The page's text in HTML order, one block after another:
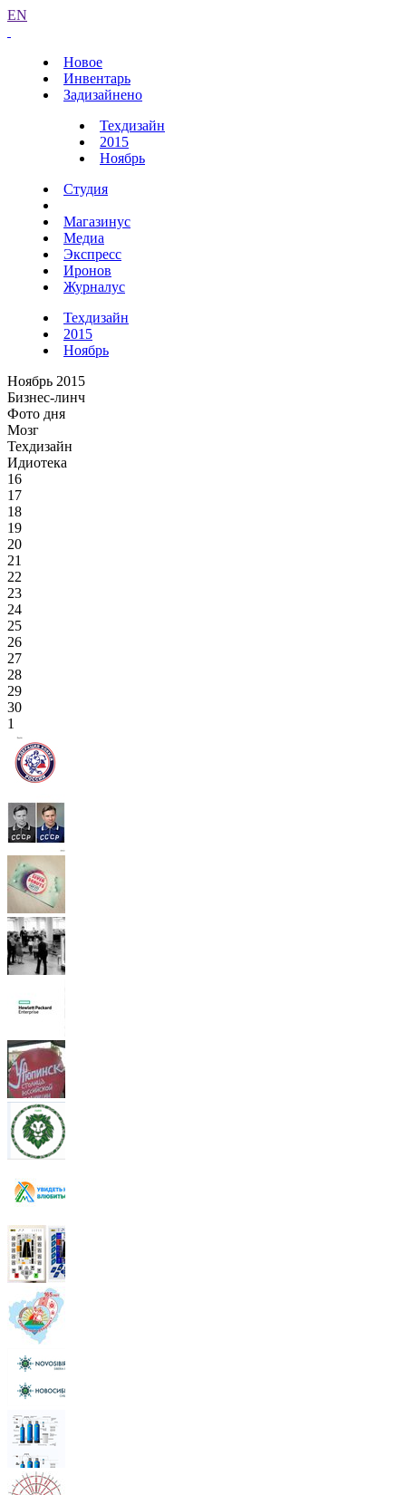
EN
Новое
Инвентарь
Задизайнено
Техдизайн
2015
Ноябрь
Студия
Магазинус
Медиа
Экспресс
Иронов
Журналус
Техдизайн
2015
Ноябрь
Ноябрь 2015
Бизнес-линч
Фото дня
Мозг
Техдизайн
Идиотека
16
17
18
19
20
21
22
23
24
25
26
27
28
29
30
1